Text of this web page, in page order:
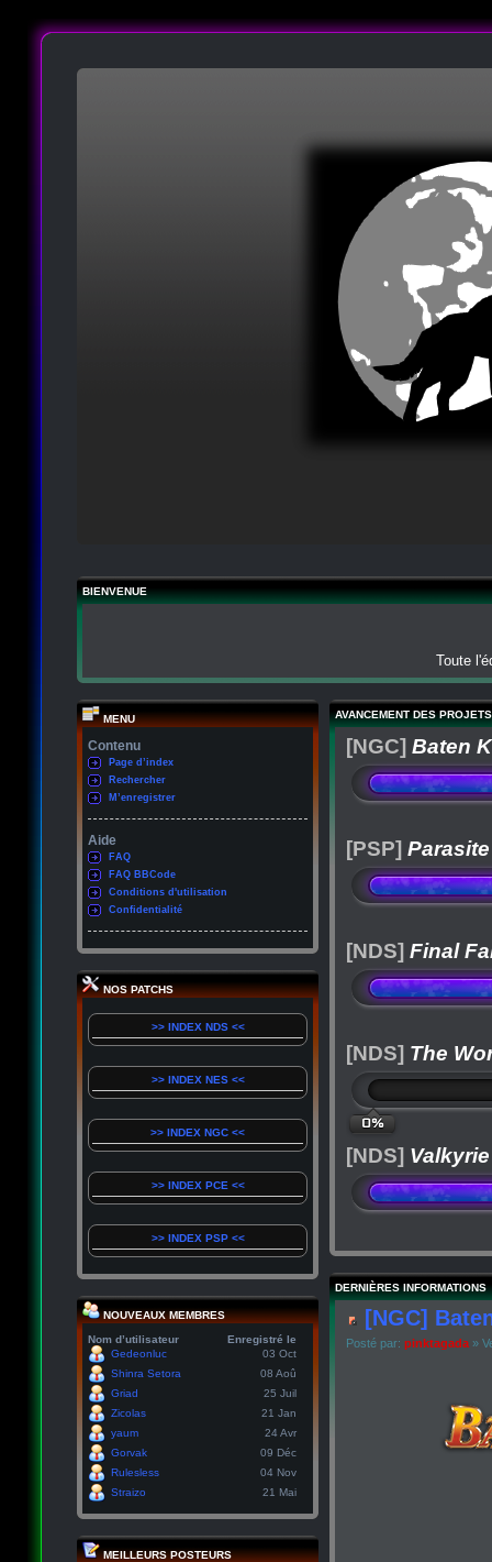
BIENVENUE
Toute
MENU
Contenu
Page d’index
Rechercher
M’enregistrer
Aide
FAQ
FAQ BBCode
Conditions d'utilisation
Confidentialité
NOS PATCHS
>> INDEX NDS <<
>> INDEX NES <<
>> INDEX NGC <<
>> INDEX PCE <<
>> INDEX PSP <<
NOUVEAUX MEMBRES
Nom d’utilisateur
Enregistré le
Gedeonluc
03 Oct
Shinra Setora
08 Aoû
Griad
25 Juil
Zicolas
21 Jan
yaum
24 Avr
Gorvak
09 Déc
Rulesless
04 Nov
Straizo
21 Mai
MEILLEURS POSTEURS
AVANCEMENT DES PROJETS
[NGC] Baten
[PSP]
[NDS] Final
[NDS] The
0%
[NDS]
DERNIÈRES INFORMATIONS
[NGC]
Posté par: pinktagada »